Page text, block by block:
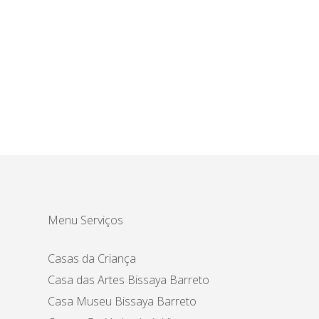
Menu Serviços
Casas da Criança
Casa das Artes Bissaya Barreto
Casa Museu Bissaya Barreto